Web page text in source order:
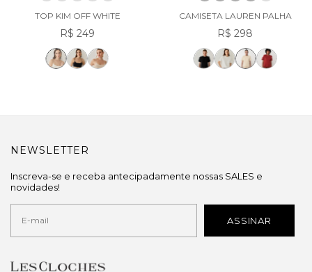
TOP KIM OFF WHITE
R$ 249
CAMISETA LAUREN PALHA
R$ 298
NEWSLETTER
Inscreva-se e receba antecipadamente nossas SALES e
novidades!